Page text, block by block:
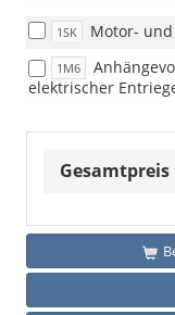
mit
TSI)
1SK Motor-
1M6
elektrischer
Gesamtpreis